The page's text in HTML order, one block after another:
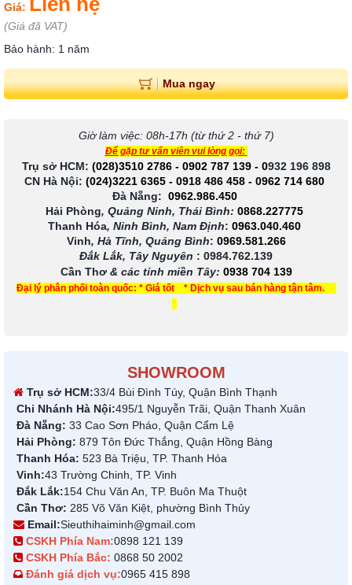
Giá:
(Giá đã VAT)
Bảo hành: 1 năm
Mua ngay
Giờ làm việc: 08h-17h (từ thứ 2 - thứ 7)
Để gặp tư vấn viên vui lòng gọi:
Trụ sở HCM: (028)3510 2786 - 0902 787 139- 0932 196 898
CN Hà Nội: (024)3221 6365 - 0918 486 458 - 0962 714 680
Đà Nẵng: 0962.986.450
Hải Phòng, Quảng Ninh, Thái Bình: 0868.227775
Thanh Hóa, Ninh Bình, Nam Định: 0963.040.460
Vinh, Hà Tĩnh, Quảng Bình: 0969.581.266
Đắk Lắk, Tây Nguyên : 0984.762.139
Cần Thơ & các tỉnh miền Tây: 0938 704 139
Đại lý phân phối toàn quốc: * Giá tốt * Dịch vụ sau bán hàng tận tâm.
SHOWROOM
Trụ sở HCM:33/4 Bùi Đình Túy, Quận Bình Thạnh
Chi Nhánh Hà Nội:495/1 Nguyễn Trãi, Quận Thanh Xuân
Đà Nẵng: 33 Cao Sơn Pháo, Quận Cẩm Lệ
Hải Phòng: 879 Tôn Đức Thắng, Quận Hồng Bàng
Thanh Hóa: 523 Bà Triệu, TP. Thanh Hóa
Vinh:43 Trường Chinh, TP. Vinh
Đắk Lắk:154 Chu Văn An, TP. Buôn Ma Thuột
Cần Thơ: 285 Võ Văn Kiệt, phường Bình Thủy
Email:Sieuthihaiminh@gmail.com
CSKH Phía Nam:0898 121 139
CSKH Phía Bắc: 0868 50 2002
Đánh giá dịch vụ:0965 415 898